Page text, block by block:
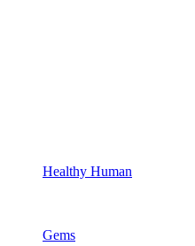
Healthy Human
Gems